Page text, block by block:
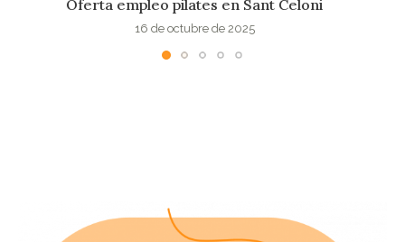
Puesto para Instructor Pilates en Sant Cugat
8 de octubre de 2025